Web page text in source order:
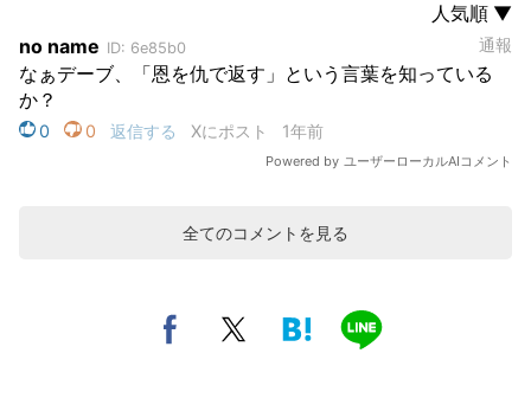
全てのコメントを見る